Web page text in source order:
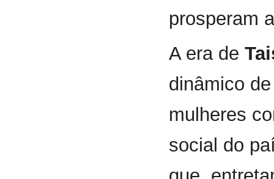
prosperam
A era de
dinâmico
mulheres
social do